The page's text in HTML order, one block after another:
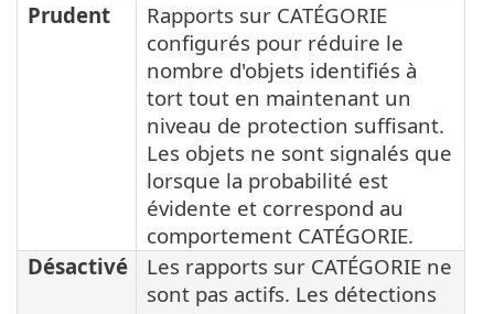
Prudent
Rapports sur CATÉGORIE
configurés pour réduire le
nombre d'objets identifiés à
tort tout en maintenant un
niveau de protection suffisant.
Les objets ne sont signalés que
lorsque la probabilité est
évidente et correspond au
comportement CATÉGORIE.
Désactivé
Les rapports sur CATÉGORIE ne
sont pas actifs. Les détections